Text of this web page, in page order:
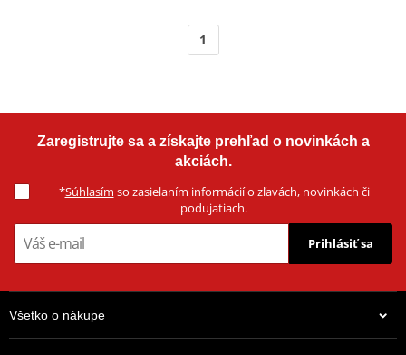
1
Zaregistrujte sa a získajte prehľad o novinkách a
akciách.
*Súhlasím so zasielaním informácií o zľavách, novinkách či
podujatiach.
Prihlásiť sa
Všetko o nákupe